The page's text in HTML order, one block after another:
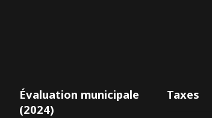
Évaluation municipale
(2024)
Taxes